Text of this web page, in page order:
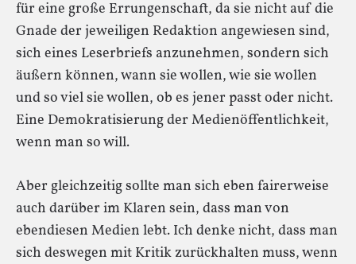
für eine große Errungenschaft, da sie nicht auf die
Gnade der jeweiligen Redaktion angewiesen sind,
sich eines Leserbriefs anzunehmen, sondern sich
äußern können, wann sie wollen, wie sie wollen
und so viel sie wollen, ob es jener passt oder nicht.
Eine Demokratisierung der Medienöffentlichkeit,
wenn man so will.
Aber gleichzeitig sollte man sich eben fairerweise
auch darüber im Klaren sein, dass man von
ebendiesen Medien lebt. Ich denke nicht, dass man
sich deswegen mit Kritik zurückhalten muss, wenn